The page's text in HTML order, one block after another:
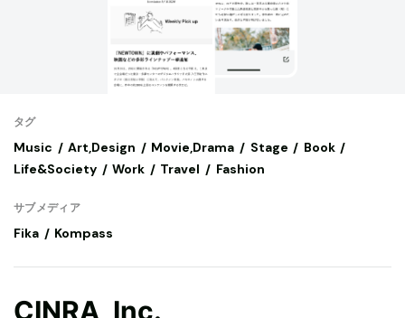
タグ
Music Art,Design Movie,Drama Stage
Book
Life&Society
Work Travel Fashion
サブメディア
Fika Kompass
CINRA, Inc.